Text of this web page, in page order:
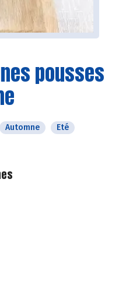
pousses
Automne
Eté